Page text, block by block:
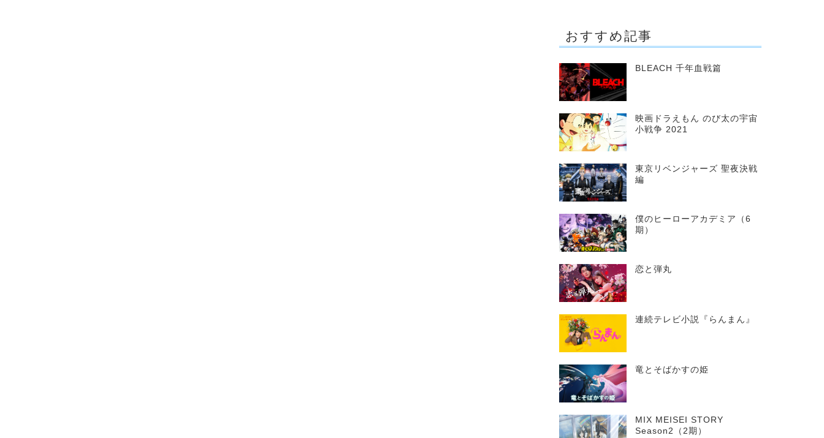
おすすめ記事
BLEACH 千年血戦篇
映画ドラえもん のび太の宇宙
小戦争 2021
東京リベンジャーズ 聖夜決戦
編
僕のヒーローアカデミア（6
期）
恋と弾丸
連続テレビ小説『らんまん』
竜とそばかすの姫
MIX MEISEI STORY
Season2（2期）